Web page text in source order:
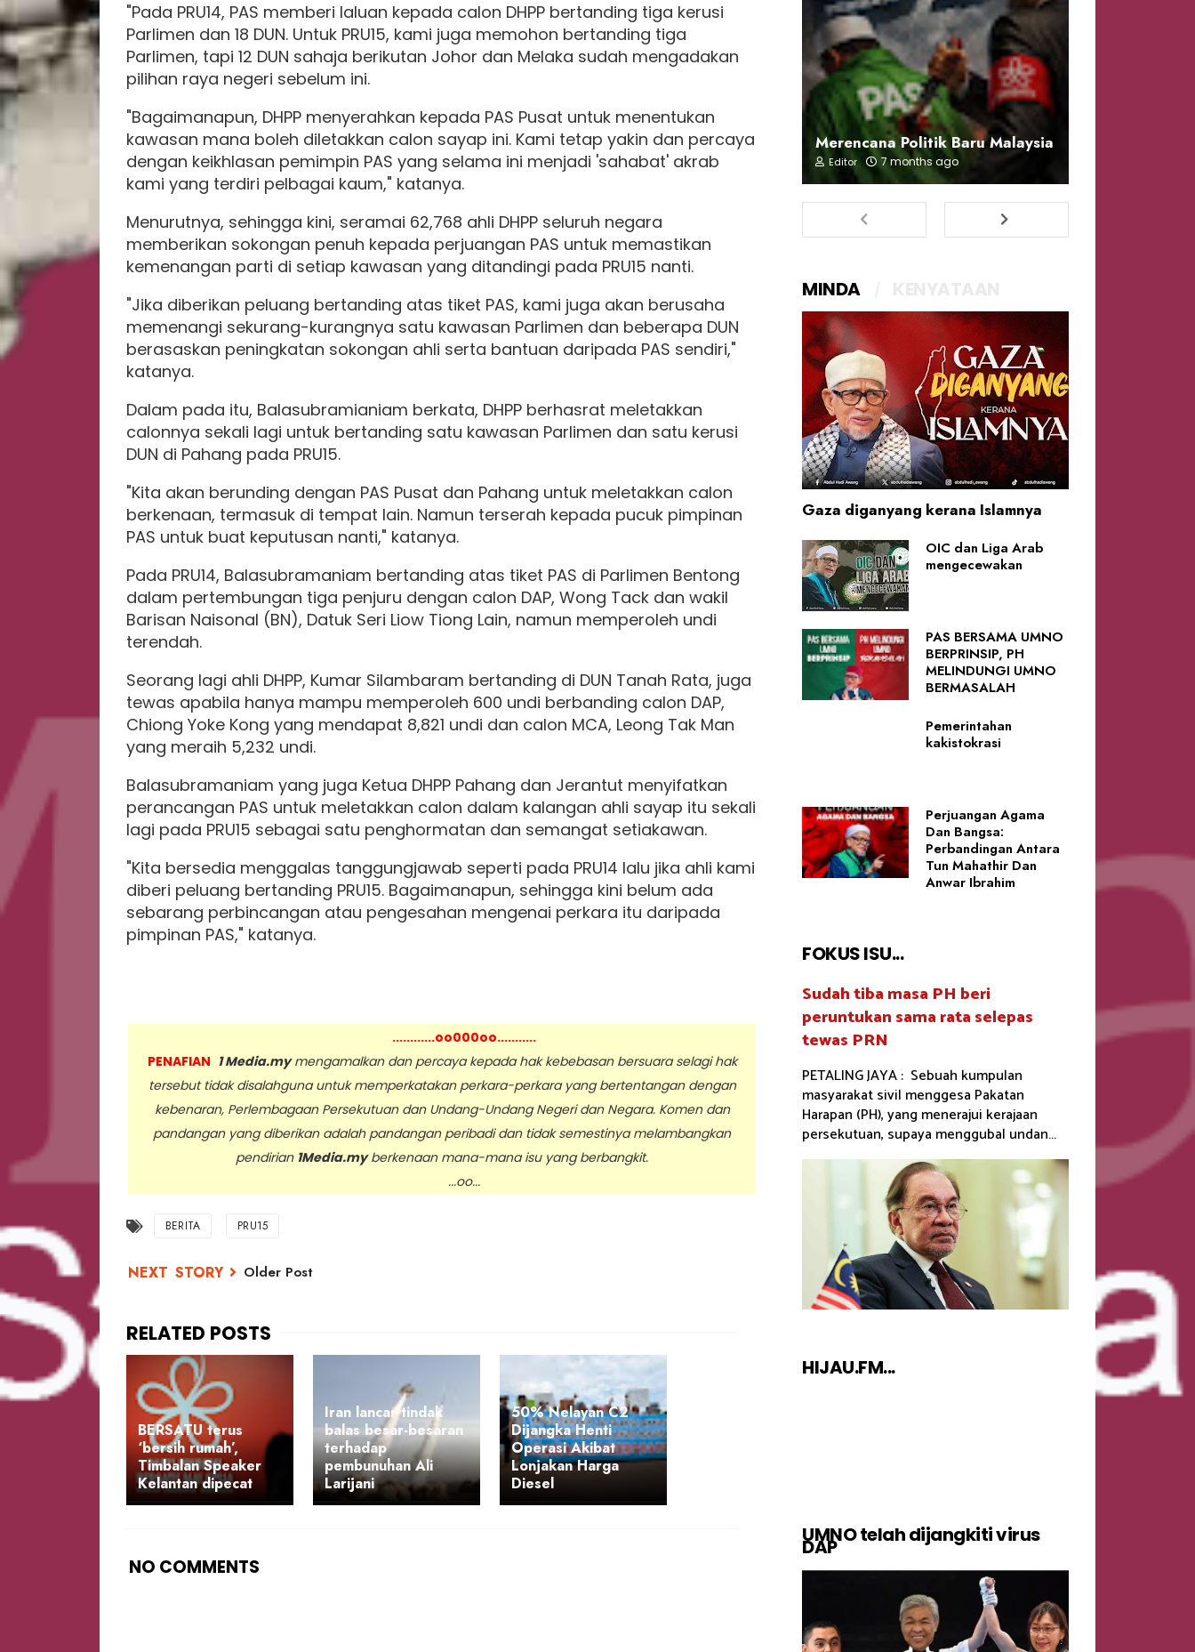
"Pada PRU14, PAS memberi laluan kepada calon DHPP bertanding tiga kerusi
Parlimen dan 18 DUN. Untuk PRU15, kami juga memohon bertanding tiga
Parlimen, tapi 12 DUN sahaja berikutan Johor dan Melaka sudah mengadakan
pilihan raya negeri sebelum ini.
"Bagaimanapun, DHPP menyerahkan kepada PAS Pusat untuk menentukan
kawasan mana boleh diletakkan calon sayap ini. Kami tetap yakin dan percaya
dengan keikhlasan pemimpin PAS yang selama ini menjadi 'sahabat' akrab
kami yang terdiri pelbagai kaum," katanya.
Menurutnya, sehingga kini, seramai 62,768 ahli DHPP seluruh negara
memberikan sokongan penuh kepada perjuangan PAS untuk memastikan
kemenangan parti di setiap kawasan yang ditandingi pada PRU15 nanti.
"Jika diberikan peluang bertanding atas tiket PAS, kami juga akan berusaha
memenangi sekurang-kurangnya satu kawasan Parlimen dan beberapa DUN
berasaskan peningkatan sokongan ahli serta bantuan daripada PAS sendiri,"
katanya.
Dalam pada itu, Balasubramianiam berkata, DHPP berhasrat meletakkan
calonnya sekali lagi untuk bertanding satu kawasan Parlimen dan satu kerusi
DUN di Pahang pada PRU15.
"Kita akan berunding dengan PAS Pusat dan Pahang untuk meletakkan calon
berkenaan, termasuk di tempat lain. Namun terserah kepada pucuk pimpinan
PAS untuk buat keputusan nanti," katanya.
Pada PRU14, Balasubramaniam bertanding atas tiket PAS di Parlimen Bentong
dalam pertembungan tiga penjuru dengan calon DAP, Wong Tack dan wakil
Barisan Naisonal (BN), Datuk Seri Liow Tiong Lain, namun memperoleh undi
terendah.
Seorang lagi ahli DHPP, Kumar Silambaram bertanding di DUN Tanah Rata, juga
tewas apabila hanya mampu memperoleh 600 undi berbanding calon DAP,
Chiong Yoke Kong yang mendapat 8,821 undi dan calon MCA, Leong Tak Man
yang meraih 5,232 undi.
Balasubramaniam yang juga Ketua DHPP Pahang dan Jerantut menyifatkan
perancangan PAS untuk meletakkan calon dalam kalangan ahli sayap itu sekali
lagi pada PRU15 sebagai satu penghormatan dan semangat setiakawan.
"Kita bersedia menggalas tanggungjawab seperti pada PRU14 lalu jika ahli kami
diberi peluang bertanding PRU15. Bagaimanapun, sehingga kini belum ada
sebarang perbincangan atau pengesahan mengenai perkara itu daripada
pimpinan PAS," katanya.
............oo000oo...........
PENAFIAN 1 Media.mymengamalkan dan percaya kepada hak kebebasan bersuara selagi hak
tersebut tidak disalahguna untuk memperkatakan perkara-perkara yang bertentangan dengan
kebenaran, Perlembagaan Persekutuan dan Undang-Undang Negeri dan Negara. Komen dan
pandangan yang diberikan adalah pandangan peribadi dan tidak semestinya melambangkan
pendirian 1Media.myberkenaan mana-mana isu yang berbangkit.
...oo...
BERITA PRU15
Older Post
BERSATU terus
‘bersih rumah’,
Timbalan Speaker
Kelantan dipecat
Iran lancar tindak
balas besar-besaran
terhadap
pembunuhan Ali
Larijani
50% Nelayan C2
Dijangka Henti
Operasi Akibat
Lonjakan Harga
Diesel
NO COMMENTS
Merencana Politik Baru Malaysia
Editor 7 months ago
MINDA
Gaza diganyang kerana Islamnya
OIC dan Liga Arab
mengecewakan
PAS BERSAMA UMNO
BERPRINSIP, PH
MELINDUNGI UMNO
BERMASALAH
Pemerintahan
kakistokrasi
Perjuangan Agama
Dan Bangsa:
Perbandingan Antara
Tun Mahathir Dan
Anwar Ibrahim
FOKUS ISU...
Sudah tiba masa PH beri
peruntukan sama rata selepas
tewas PRN
PETALING JAYA : Sebuah kumpulan
masyarakat sivil menggesa Pakatan
Harapan (PH), yang menerajui kerajaan
persekutuan, supaya menggubal undan...
HIJAU.FM...
UMNO telah dijangkiti virus
DAP